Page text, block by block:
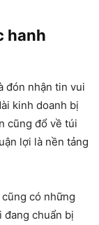
hanh
đón nhận tin vui
kinh doanh bị
cũng đổ về túi
lợi là nền tảng
có những
đang chuẩn bị